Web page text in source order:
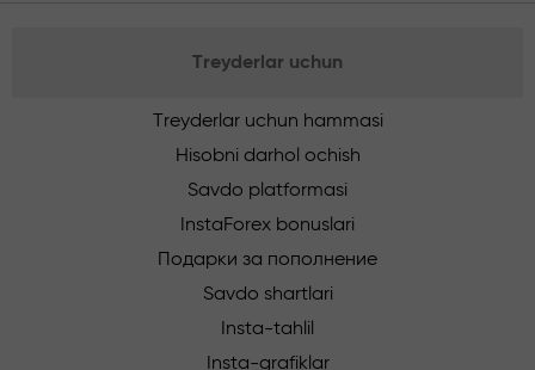
Treyderlar uchun
Treyderlar uchun hammasi
Hisobni darhol ochish
Savdo platformasi
InstaForex bonuslari
Подарки за пополнение
Savdo shartlari
Insta-tahlil
Insta-grafiklar